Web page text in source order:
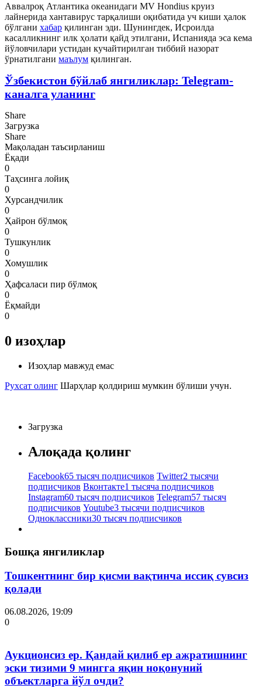
Аввалроқ Атлантика океанидаги MV Hondius круиз
лайнерида хантавирус тарқалиши оқибатида уч киши ҳалок
бўлгани хабар қилинган эди. Шунингдек, Исроилда
касалликнинг илк ҳолати қайд этилгани, Испанияда эса кема
йўловчилари устидан кучайтирилган тиббий назорат
ўрнатилгани маълум қилинган.
Ўзбекистон бўйлаб янгиликлар: Telegram-
каналга уланинг
Share
Загрузка
Share
Мақоладан таъсирланиш
Ёқади
0
Таҳсинга лойиқ
0
Хурсандчилик
0
Ҳайрон бўлмоқ
0
Тушкунлик
0
Хомушлик
0
Ҳафсаласи пир бўлмоқ
0
Ёқмайди
0
0 изоҳлар
Изоҳлар мавжуд емас
Рухсат олинг Шарҳлар қолдириш мумкин бўлиши учун.
Загрузка
Алоқада қолинг
Facebook65 тысяч подписчиков Twitter2 тысячи
подписчиков Вконтакте1 тысяча подписчиков
Instagram60 тысяч подписчиков Telegram57 тысяч
подписчиков Youtube3 тысячи подписчиков
Одноклассники30 тысяч подписчиков
Бошқа янгиликлар
Тошкентнинг бир қисми вақтинча иссиқ сувсиз
қолади
06.08.2026, 19:09
0
Аукционсиз ер. Қандай қилиб ер ажратишнинг
эски тизими 9 мингга яқин ноқонуний
объектларга йўл очди?